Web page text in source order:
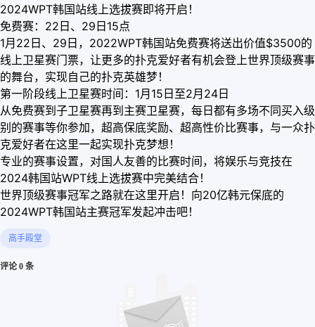
2024WPT韩国站线上选拔赛即将开启！
免费赛：22日、29日15点
1月22日、29日，2022WPT韩国站免费赛将送出价值$3500的
线上卫星赛门票，让更多的扑克爱好者有机会登上世界顶级赛事
的舞台，实现自己的扑克英雄梦！
第一阶段线上卫星赛时间：1月15日至2月24日
从免费赛到子卫星赛再到主赛卫星赛，每日都有多场不同买入级
别的赛事等你参加，超高保底奖励、超高性价比赛事，与一众扑
克爱好者在这里一起实现扑克梦想！
专业的赛事设置，对国人友善的比赛时间，将娱乐与竞技在
2024韩国站WPT线上选拔赛中完美结合！
世界顶级赛事冠军之路就在这里开启！向20亿韩元保底的
2024WPT韩国站主赛冠军发起冲击吧！
高手殿堂
评论 0 条